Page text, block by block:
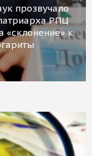
прозвучало
РПЦ
«склонение» к